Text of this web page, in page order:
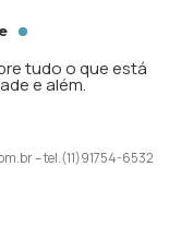
tudo o que está
e além.
– tel.(11)91754-6532